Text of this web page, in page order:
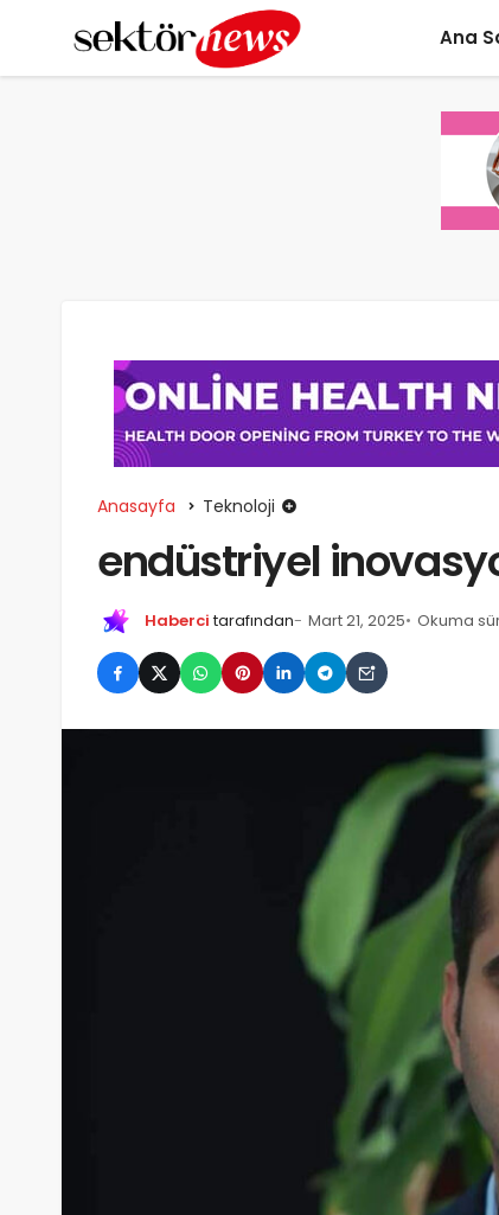
Ana
Anasayfa Teknoloji
endüstriyel
Haberci tarafından Mart 21, 2025 Okuma